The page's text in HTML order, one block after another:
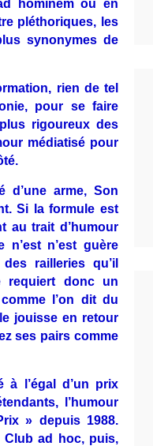
hominem ou en
pléthoriques, les
synonymes de
rien de tel
pour se faire
rigoureux des
médiatisé pour
d’une arme, Son
Si la formule est
au trait d’humour
n’est guère
railleries qu’il
requiert donc un
l’on dit du
jouisse en retour
ses pairs comme
à l’égal d’un prix
l’humour
» depuis 1988.
Club ad hoc, puis,